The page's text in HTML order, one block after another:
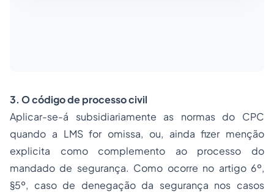
3. O código de processo civil
Aplicar-se-á subsidiariamente as normas do CPC
quando a LMS for omissa, ou, ainda fizer menção
explicita como complemento ao processo do
mandado de segurança. Como ocorre no artigo 6º,
§5º, caso de denegação da segurança nos casos